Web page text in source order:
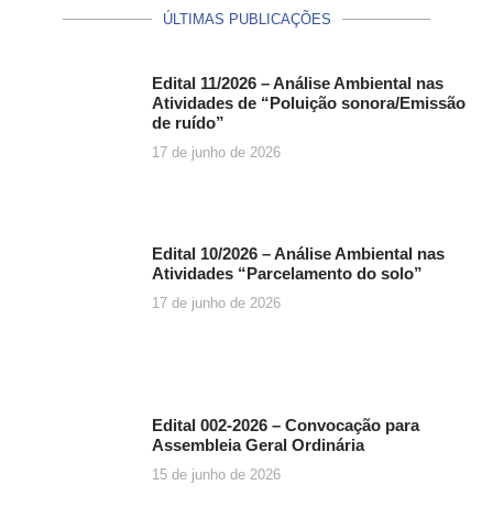
ÚLTIMAS PUBLICAÇÕES
Edital 11/2026 – Análise Ambiental nas
Atividades de “Poluição sonora/Emissão
de ruído”
17 de junho de 2026
Edital 10/2026 – Análise Ambiental nas
Atividades “Parcelamento do solo”
17 de junho de 2026
Edital 002-2026 – Convocação para
Assembleia Geral Ordinária
15 de junho de 2026